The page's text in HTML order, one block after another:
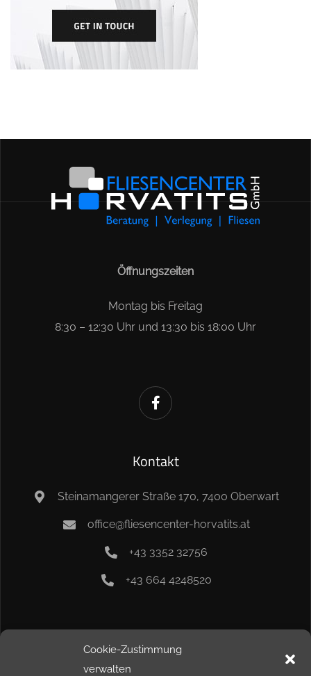
Cookie-Zustimmung
verwalten
Öffnungszeiten
Montag bis Freitag
8:30 – 12:30 Uhr und 13:30 bis 18:00 Uhr
Kontakt
Steinamangerer Straße 170, 7400 Oberwart
office@fliesencenter-horvatits.at
+43 3352 32756
+43 664 4248520
Info